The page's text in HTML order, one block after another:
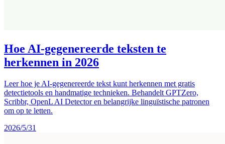
Hoe AI-gegenereerde teksten te
herkennen in 2026
Leer hoe je AI-gegenereerde tekst kunt herkennen met gratis
detectietools en handmatige technieken. Behandelt GPTZero,
Scribbr, OpenL AI Detector en belangrijke linguïstische patronen
om op te letten.
2026/5/31